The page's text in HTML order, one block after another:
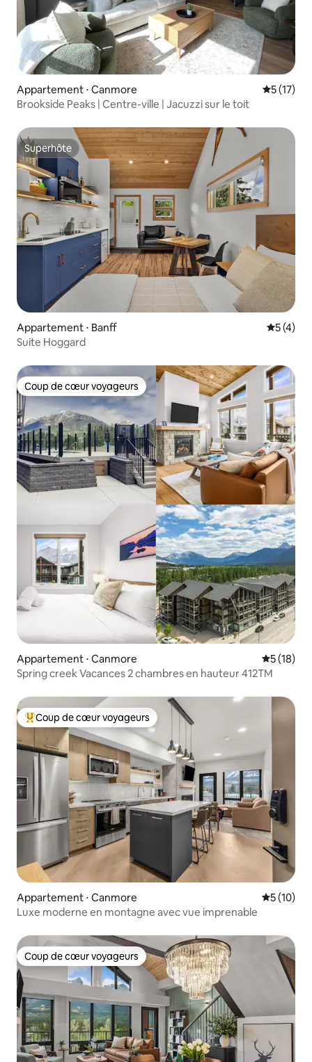
Appartement ⋅ Canmore
5 (17)
Brookside Peaks | Centre-ville | Jacuzzi sur le toit
Superhôte
Superhôte
Appartement ⋅ Banff
5 (4)
Suite Hoggard
Coup de cœur voyageurs
Coup de cœur voyageurs
Appartement ⋅ Canmore
5 (18)
Spring creek Vacances 2 chambres en hauteur 412TM
Coups de cœur voyageurs les plus appréciés
Coup de cœur voyageurs
Appartement ⋅ Canmore
5 (10)
Luxe moderne en montagne avec vue imprenable
Coup de cœur voyageurs
Coup de cœur voyageurs